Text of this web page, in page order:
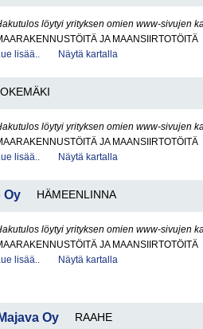
löytyi yrityksen omien www-sivujen
JA MAANSIIRTOTÖITÄ
lisää..
Näytä kartalla
löytyi yrityksen omien www-sivujen
JA MAANSIIRTOTÖITÄ
lisää..
Näytä kartalla
Oy HÄMEENLINNA
löytyi yrityksen omien www-sivujen
JA MAANSIIRTOTÖITÄ
lisää..
Näytä kartalla
Oy RAAHE